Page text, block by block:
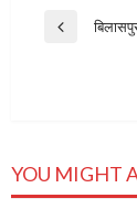
Post
Previous
YOU MIGHT